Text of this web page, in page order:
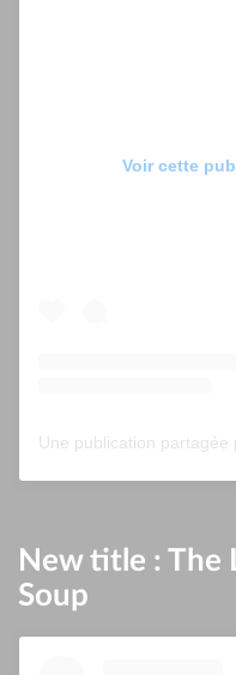
Voir cette
New title : The
Soup